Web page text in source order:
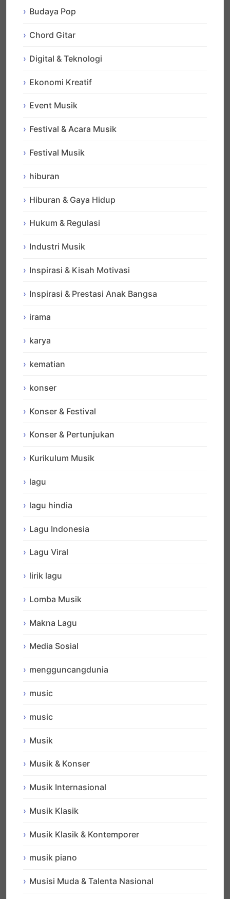
Budaya Pop
Chord Gitar
Digital & Teknologi
Ekonomi Kreatif
Event Musik
Festival & Acara Musik
Festival Musik
hiburan
Hiburan & Gaya Hidup
Hukum & Regulasi
Industri Musik
Inspirasi & Kisah Motivasi
Inspirasi & Prestasi Anak Bangsa
irama
karya
kematian
konser
Konser & Festival
Konser & Pertunjukan
Kurikulum Musik
lagu
lagu hindia
Lagu Indonesia
Lagu Viral
lirik lagu
Lomba Musik
Makna Lagu
Media Sosial
mengguncangdunia
music
music
Musik
Musik & Konser
Musik Internasional
Musik Klasik
Musik Klasik & Kontemporer
musik piano
Musisi Muda & Talenta Nasional